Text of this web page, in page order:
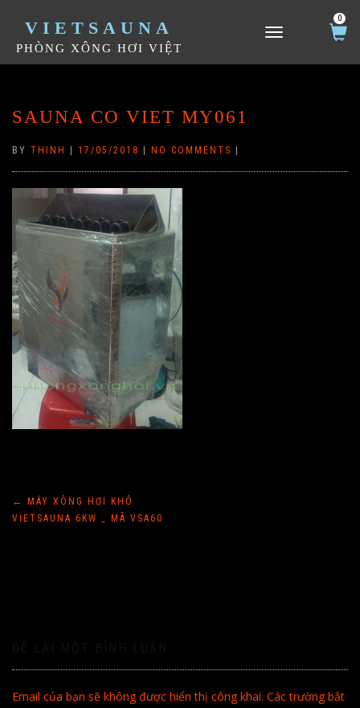
VIETSAUNA
PHÒNG XÔNG HƠI VIỆT
TOGGLE NAVIGATION
0
SAUNA CO VIET MY061
BY THINH 17/05/2018 NO COMMENTS
Điều
←
MÁY XÔNG HƠI KHÔ
VIETSAUNA 6KW _ MÃ VSA60
Email của bạn sẽ không được hiển thị công khai. Các trường bắt